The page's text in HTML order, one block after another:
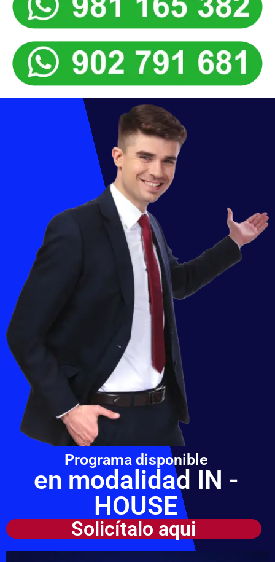
Programa disponible
en modalidad IN -
HOUSE
Solicítalo aqui